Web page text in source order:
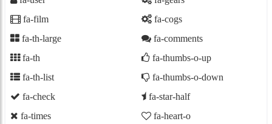
fa-film
fa-th-large
fa-th
fa-th-list
fa-check
fa-times
fa-cogs
fa-comments
fa-thumbs-o-up
fa-thumbs-o-down
fa-star-half
fa-heart-o